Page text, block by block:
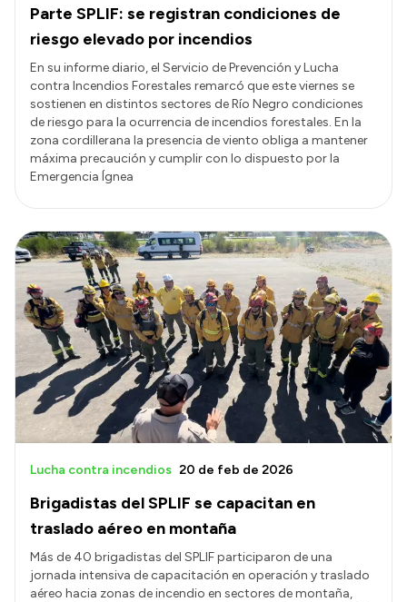
Parte SPLIF: se registran condiciones de
riesgo elevado por incendios
En su informe diario, el Servicio de Prevención y Lucha
contra Incendios Forestales remarcó que este viernes se
sostienen en distintos sectores de Río Negro condiciones
de riesgo para la ocurrencia de incendios forestales. En la
zona cordillerana la presencia de viento obliga a mantener
máxima precaución y cumplir con lo dispuesto por la
Emergencia Ígnea
Brigadistas del SPLIF se capacitan en
traslado aéreo en montaña
Lucha contra incendios 20 de feb de 2026
Más de 40 brigadistas del SPLIF participaron de una
jornada intensiva de capacitación en operación y traslado
aéreo hacia zonas de incendio en sectores de montaña,